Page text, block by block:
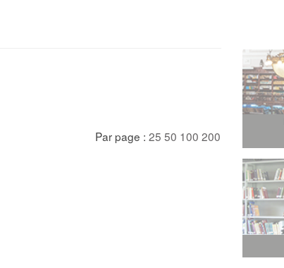
Par page : 25 50 100 200